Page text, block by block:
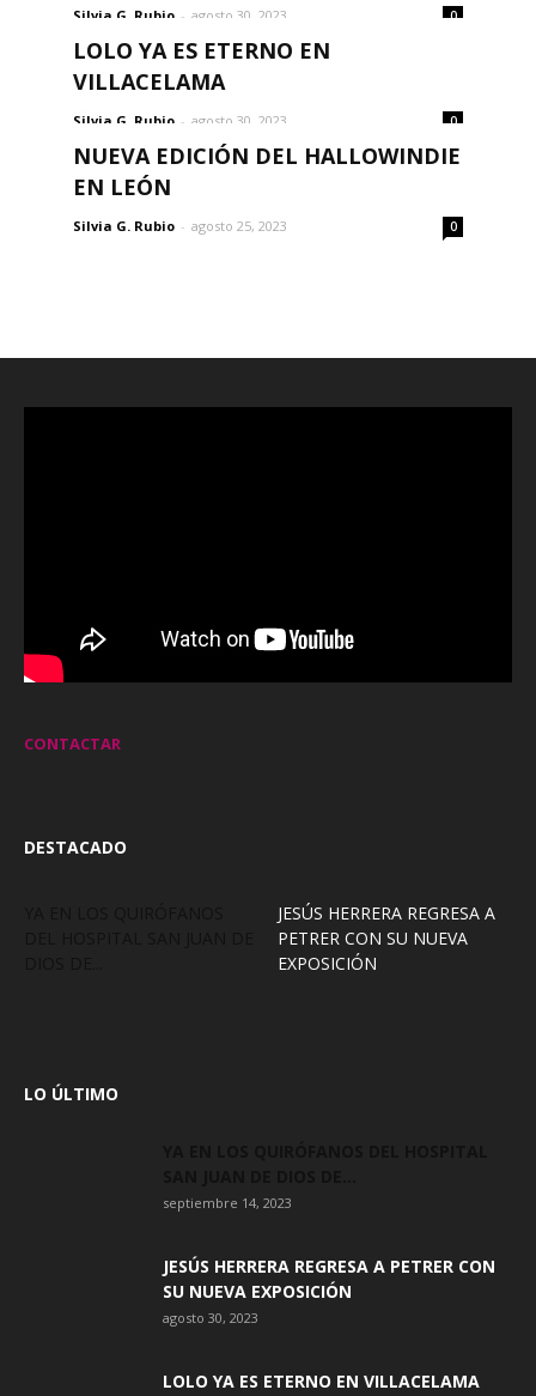
Silvia G. Rubio - agosto 30, 2023 0
LOLO YA ES ETERNO EN
VILLACELAMA
Silvia G. Rubio - agosto 30, 2023 0
NUEVA EDICIÓN DEL HALLOWINDIE
EN LEÓN
Silvia G. Rubio - agosto 25, 2023 0
CONTACTAR
DESTACADO
JESÚS HERRERA REGRESA A
PETRER CON SU NUEVA
EXPOSICIÓN
LO ÚLTIMO
septiembre 14, 2023
JESÚS HERRERA REGRESA A PETRER CON
SU NUEVA EXPOSICIÓN
agosto 30, 2023
LOLO YA ES ETERNO EN VILLACELAMA